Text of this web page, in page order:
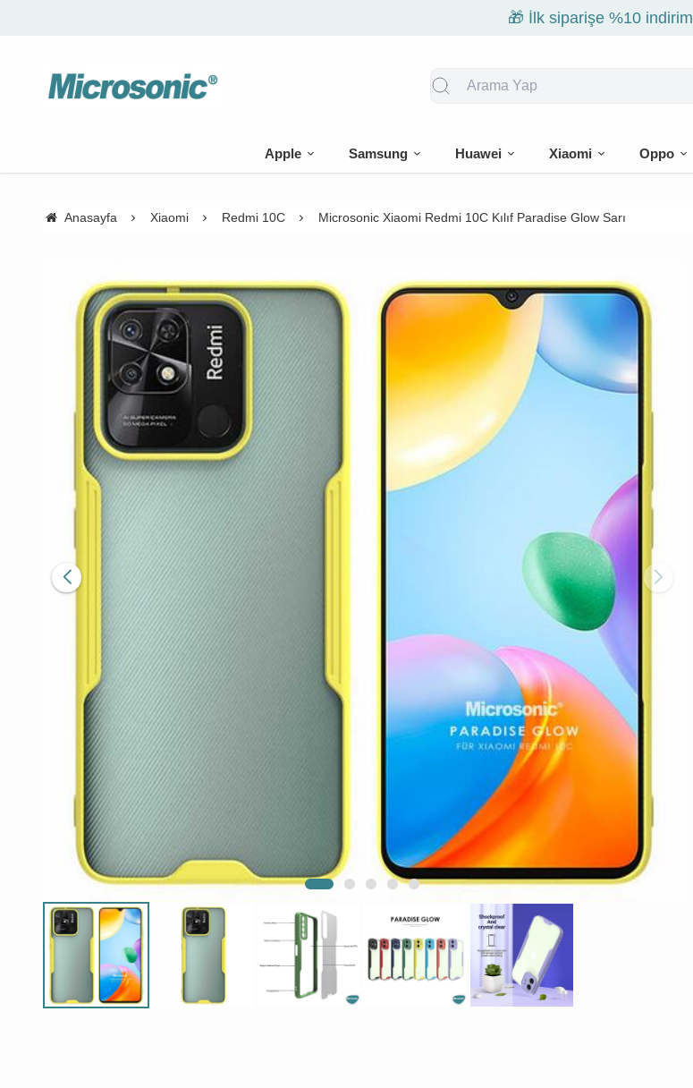
🎁 İlk siparişe %10 indirim
Apple Samsung Huawei Xiaomi Oppo
Anasayfa Xiaomi Redmi 10C Microsonic Xiaomi Redmi 10C Kılıf Paradise Glow Sarı